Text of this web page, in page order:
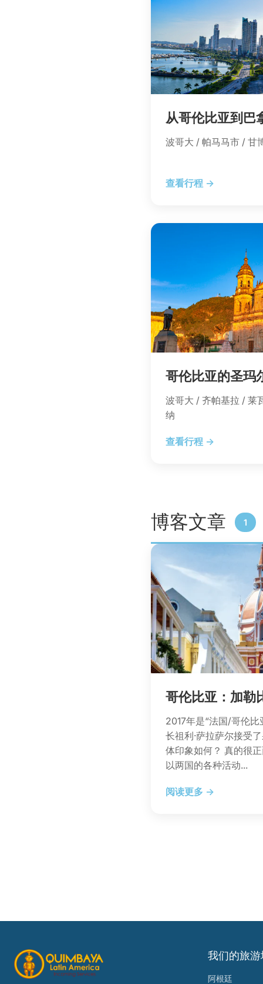
从哥伦比亚到巴
波哥大 / 帕马马市 / 甘
查看行程 →
哥伦比亚的圣玛
波哥大 / 齐帕基拉 / 莱
纳
查看行程 →
博客文章 1
哥伦比亚：加勒
2017年是“法国/哥伦
长祖利·萨拉萨尔接受
体印象如何？ 真的很
以两国的各种活动...
阅读更多 →
我们的旅
阿根廷